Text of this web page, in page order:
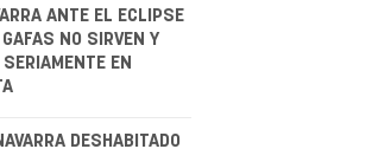
ANTE EL ECLIPSE
NO SIRVEN Y
SERIAMENTE EN
DESHABITADO